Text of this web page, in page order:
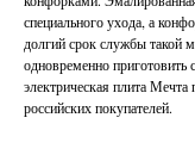
специального ухода, а
долгий срок службы такой
одновременно приготовить
электрическая плита
российских покупателей.